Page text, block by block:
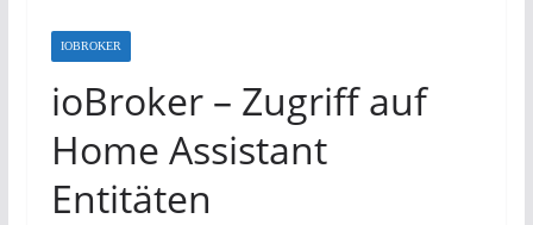
IOBROKER
ioBroker – Zugriff auf
Home Assistant
Entitäten